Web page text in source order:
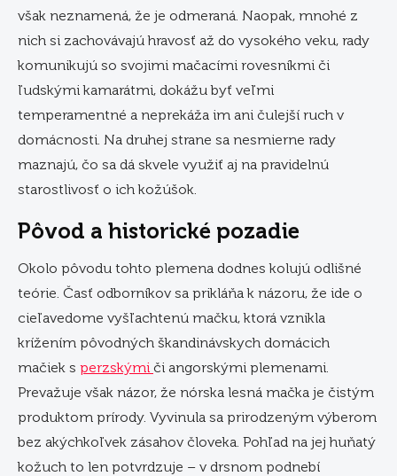
však neznamená, že je odmeraná. Naopak, mnohé z
nich si zachovávajú hravosť až do vysokého veku, rady
komunikujú so svojimi mačacími rovesníkmi či
ľudskými kamarátmi, dokážu byť veľmi
temperamentné a neprekáža im ani čulejší ruch v
domácnosti. Na druhej strane sa nesmierne rady
maznajú, čo sa dá skvele využiť aj na pravidelnú
starostlivosť o ich kožúšok.
Pôvod a historické pozadie
Okolo pôvodu tohto plemena dodnes kolujú odlišné
teórie. Časť odborníkov sa prikláňa k názoru, že ide o
cieľavedome vyšľachtenú mačku, ktorá vznikla
krížením pôvodných škandinávskych domácich
mačiek s perzskými či angorskými plemenami.
Prevažuje však názor, že nórska lesná mačka je čistým
produktom prírody. Vyvinula sa prirodzeným výberom
bez akýchkoľvek zásahov človeka. Pohľad na jej huňatý
kožuch to len potvrdzuje – v drsnom podnebí